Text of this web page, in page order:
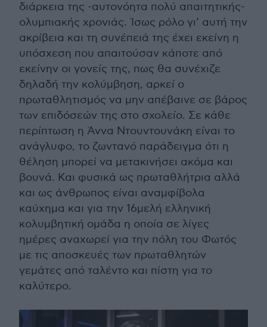
διάρκεια της -αυτονόητα πολύ απαιτητικής-
ολυμπιακής χρονιάς. Ίσως ρόλο γι’ αυτή την
ακρίβεια και τη συνέπειά της έχει εκείνη η
υπόσχεση που απαιτούσαν κάποτε από
εκείνην οι γονείς της, πως θα συνέχιζε
δηλαδή την κολύμβηση, αρκεί ο
πρωταθλητισμός να μην απέβαινε σε βάρος
των επιδόσεών της στο σχολείο. Σε κάθε
περίπτωση η Άννα Ντουντουνάκη είναι το
ανάγλυφο, το ζωντανό παράδειγμα ότι η
θέληση μπορεί να μετακινήσει ακόμα και
βουνά. Και φυσικά ως πρωταθλήτρια αλλά
και ως άνθρωπος είναι αναμφίβολα
καύχημα και για την 16μελή ελληνική
κολυμβητική ομάδα η οποία σε λίγες
ημέρες αναχωρεί για την πόλη του Φωτός
με τις αποσκευές των πρωταθλητών
γεμάτες από ταλέντο και πίστη για το
καλύτερο.